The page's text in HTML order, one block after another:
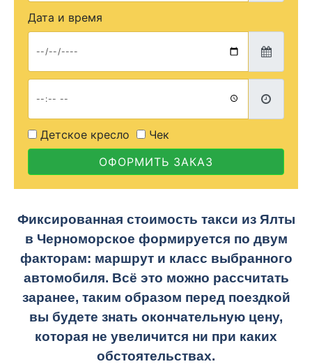
Дата и время
Детское кресло
Чек
ОФОРМИТЬ ЗАКАЗ
Фиксированная стоимость такси из Ялты
в Черноморское формируется по двум
факторам: маршрут и класс выбранного
автомобиля. Всё это можно рассчитать
заранее, таким образом перед поездкой
вы будете знать окончательную цену,
которая не увеличится ни при каких
обстоятельствах.